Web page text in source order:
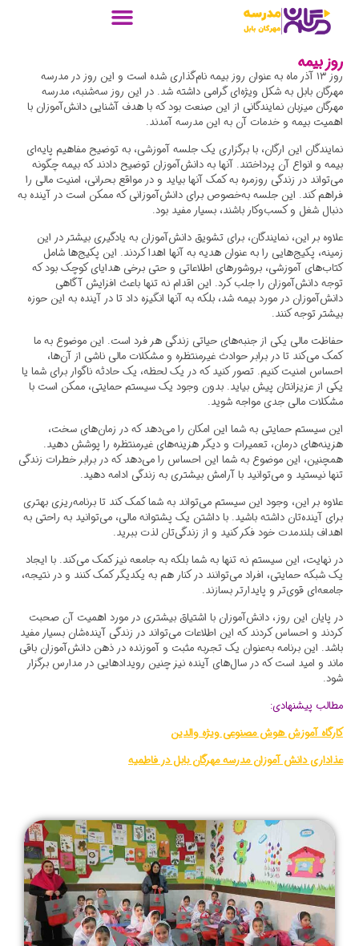
روز بیمه
روز ۱۳ آذر ماه به عنوان روز بیمه نام‌گذاری شده است و این روز در مدرسه
مهرگان بابل به شکل ویژه‌ای گرامی داشته شد. در این روز سه‌شنبه، مدرسه
مهرگان میزبان نمایندگانی از این صنعت بود که با هدف آشنایی دانش‌آموزان با
اهمیت بیمه و خدمات آن به این مدرسه آمدند.
نمایندگان این ارگان، با برگزاری یک جلسه آموزشی، به توضیح مفاهیم پایه‌ای
بیمه و انواع آن پرداختند. آنها به دانش‌آموزان توضیح دادند که بیمه چگونه
می‌تواند در زندگی روزمره به کمک آنها بیاید و در مواقع بحرانی، امنیت مالی را
فراهم کند. این جلسه به‌خصوص برای دانش‌آموزانی که ممکن است در آینده به
دنبال شغل و کسب‌وکار باشند، بسیار مفید بود.
علاوه بر این، نمایندگان، برای تشویق دانش‌آموزان به یادگیری بیشتر در این
زمینه، پکیج‌هایی را به عنوان هدیه به آنها اهدا کردند. این پکیج‌ها شامل
کتاب‌های آموزشی، بروشورهای اطلاعاتی و حتی برخی هدایای کوچک بود که
توجه دانش‌آموزان را جلب کرد. این اقدام نه تنها باعث افزایش آگاهی
دانش‌آموزان در مورد بیمه شد، بلکه به آنها انگیزه داد تا در آینده به این حوزه
بیشتر توجه کنند.
حفاظت مالی یکی از جنبه‌های حیاتی زندگی هر فرد است. این موضوع به ما
کمک می‌کند تا در برابر حوادث غیرمنتظره و مشکلات مالی ناشی از آن‌ها،
احساس امنیت کنیم. تصور کنید که در یک لحظه، یک حادثه ناگوار برای شما یا
یکی از عزیزانتان پیش بیاید. بدون وجود یک سیستم حمایتی، ممکن است با
مشکلات مالی جدی مواجه شوید.
این سیستم حمایتی به شما این امکان را می‌دهد که در زمان‌های سخت،
هزینه‌های درمان، تعمیرات و دیگر هزینه‌های غیرمنتظره را پوشش دهید.
همچنین، این موضوع به شما این احساس را می‌دهد که در برابر خطرات زندگی
تنها نیستید و می‌توانید با آرامش بیشتری به زندگی ادامه دهید.
علاوه بر این، وجود این سیستم می‌تواند به شما کمک کند تا برنامه‌ریزی بهتری
برای آینده‌تان داشته باشید. با داشتن یک پشتوانه مالی، می‌توانید به راحتی به
اهداف بلندمدت خود فکر کنید و از زندگی‌تان لذت ببرید.
در نهایت، این سیستم نه تنها به شما بلکه به جامعه نیز کمک می‌کند. با ایجاد
یک شبکه حمایتی، افراد می‌توانند در کنار هم به یکدیگر کمک کنند و در نتیجه،
جامعه‌ای قوی‌تر و پایدارتر بسازند.
در پایان این روز، دانش‌آموزان با اشتیاق بیشتری در مورد اهمیت آن صحبت
کردند و احساس کردند که این اطلاعات می‌تواند در زندگی آینده‌شان بسیار مفید
باشد. این برنامه به‌عنوان یک تجربه مثبت و آموزنده در ذهن دانش‌آموزان باقی
ماند و امید است که در سال‌های آینده نیز چنین رویدادهایی در مدارس برگزار
شود.
مطالب پیشنهادی:
کارگاه آموزش هوش مصنوعی ویژه والدین
عذاداری دانش آموزان مدرسه مهرگان بابل در فاطمیه